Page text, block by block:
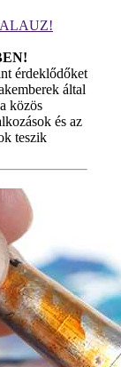
érdeklődőket
által
közös
és az
teszik